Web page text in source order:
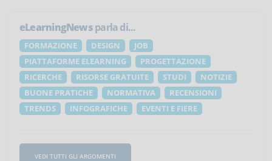
eLearningNewsparla di...
FORMAZIONE DESIGN
JOB
PIATTAFORME ELEARNING
PROGETTAZIONE
RICERCHE
RISORSE GRATUITE STUDI
NOTIZIE
BUONE PRATICHE
NORMATIVA
RECENSIONI
TRENDS
INFOGRAFICHE EVENTI E FIERE
VEDI TUTTI GLI ARGOMENTI